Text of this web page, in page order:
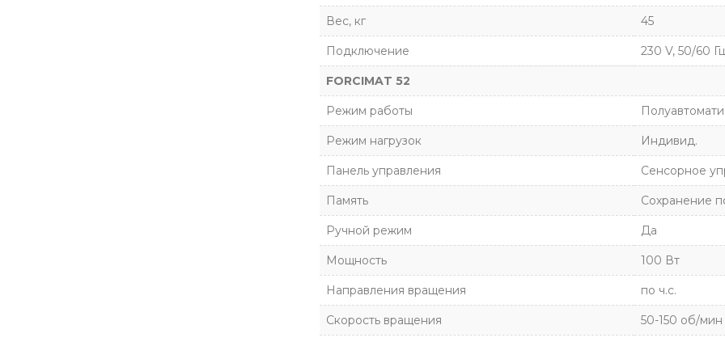
Вес, кг 45
Подключение 230 V, 50/60
FORCIMAT 52
Режим работы
Режим нагрузок Индивид.
Панель управления Сенсорное
Память Сохранение
Ручной режим Да
Мощность 100 Вт
Направления вращения по ч.с.
Скорость вращения 50-150 об/мин